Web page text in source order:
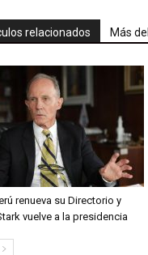
relacionados Más
renueva su Directorio y
vuelve a la presidencia